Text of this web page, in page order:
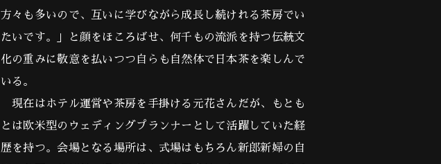
方々も多いので、互いに学びながら成長し続けれる茶房でい
たいです。」と顔をほころばせ、何千もの流派を持つ伝統文
化の重みに敬意を払いつつ自らも自然体で日本茶を楽しんで
いる。
現在はホテル運営や茶房を手掛ける元花さんだが、もとも
とは欧米型のウェディングプランナーとして活躍していた経
歴を持つ。会場となる場所は、式場はもちろん新郎新婦の自